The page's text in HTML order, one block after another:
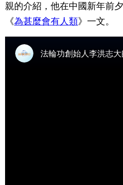
親的介紹，他在中國新年前
《為甚麼會有人類》一文。